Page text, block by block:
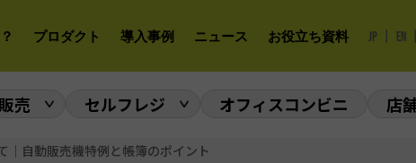
プロダクト 導入事例 ニュース お役立ち資料 JP EN
売 セルフレジ オフィスコンビニ 店
｜自動販売機特例と帳簿のポイント